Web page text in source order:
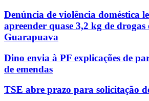
Denúncia de violência doméstica
apreender quase 3,2 kg de drogas
Guarapuava
Dino envia à PF explicações de
de emendas
TSE abre prazo para solicitação